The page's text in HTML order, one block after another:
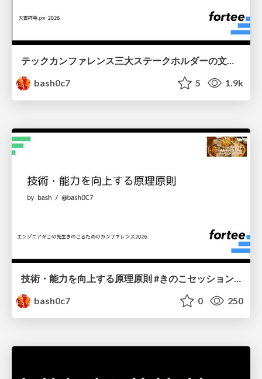
テックカンファレンス三大ステークホルダーの文化人類学 ─ 違いを認め合う関係性作り
bash0c7
5 1.9k
bash0c7
0 250